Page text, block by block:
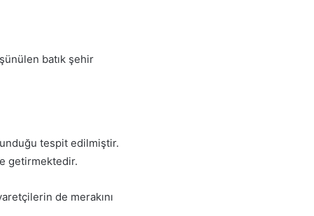
batık şehir
tespit edilmiştir.
getirmektedir.
de merakını